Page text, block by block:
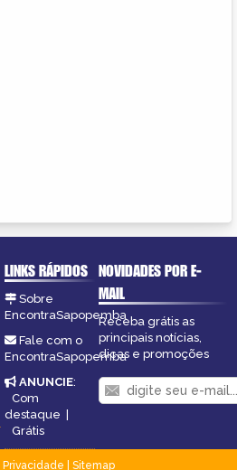
LINKS RÁPIDOS
Sobre
EncontraSapopemba
Fale com o
EncontraSapopemba
ANUNCIE:
Com
destaque
Grátis
NOVIDADES POR E-
MAIL
Receba grátis as
principais notícias,
dicas e promoções
Privacidade
Sitemap